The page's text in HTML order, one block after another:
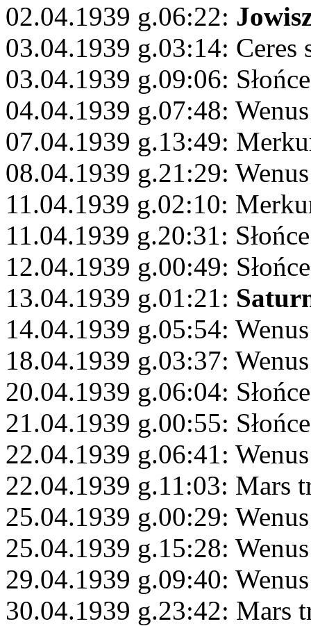
02.04.1939 g.06:22:
03.04.1939 g.03:14: Ceres
03.04.1939 g.09:06:
04.04.1939 g.07:48:
07.04.1939 g.13:49:
08.04.1939 g.21:29:
11.04.1939 g.02:10:
11.04.1939 g.20:31:
12.04.1939 g.00:49:
13.04.1939 g.01:21:
14.04.1939 g.05:54:
18.04.1939 g.03:37:
20.04.1939 g.06:04:
21.04.1939 g.00:55:
22.04.1939 g.06:41:
22.04.1939 g.11:03: Mars
25.04.1939 g.00:29:
25.04.1939 g.15:28:
29.04.1939 g.09:40:
30.04.1939 g.23:42: Mars